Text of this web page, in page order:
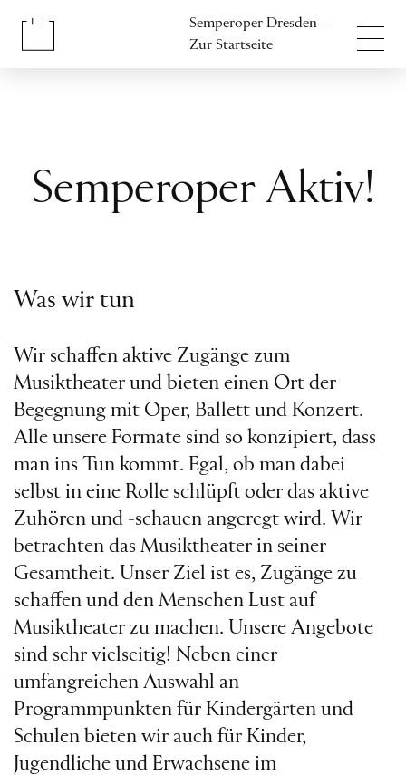
Semperoper Dresden –
Zur Startseite
Semperoper Aktiv!
Was wir tun
Wir schaffen aktive Zugänge zum
Musiktheater und bieten einen Ort der
Begegnung mit Oper, Ballett und Konzert.
Alle unsere Formate sind so konzipiert, dass
man ins Tun kommt. Egal, ob man dabei
selbst in eine Rolle schlüpft oder das aktive
Zuhören und -schauen angeregt wird. Wir
betrachten das Musiktheater in seiner
Gesamtheit. Unser Ziel ist es, Zugänge zu
schaffen und den Menschen Lust auf
Musiktheater zu machen. Unsere Angebote
sind sehr vielseitig! Neben einer
umfangreichen Auswahl an
Programmpunkten für Kindergärten und
Schulen bieten wir auch für Kinder,
Jugendliche und Erwachsene im